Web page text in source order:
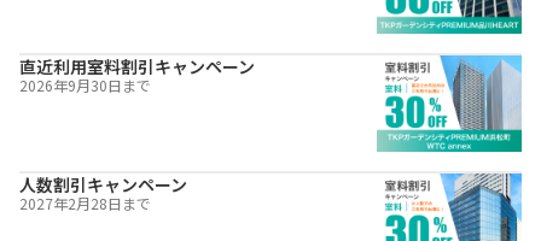
直近利用室料割引キャンペーン
2026年9月30日まで
人数割引キャンペーン
2027年2月28日まで